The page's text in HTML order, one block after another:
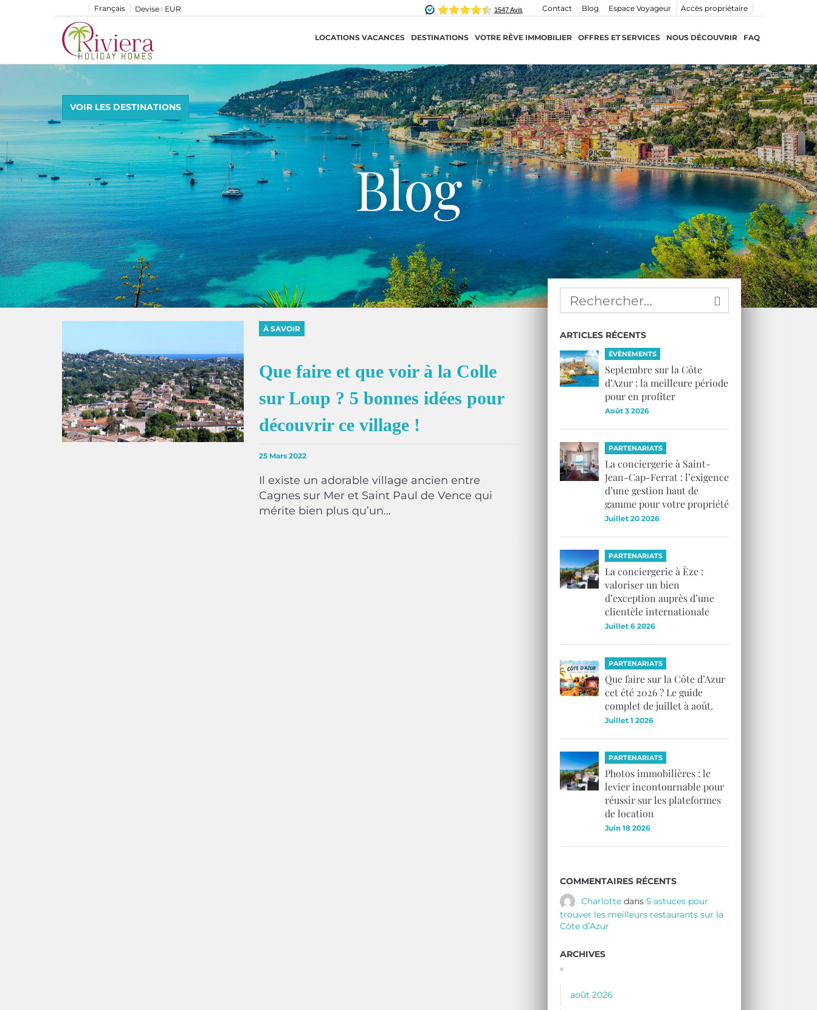
Français Devise : EUR Accès propriétaire
Espace Voyageur
Blog
Contact
LOCATIONS VACANCES DESTINATIONS VOTRE RÊVE IMMOBILIER OFFRES ET SERVICES NOUS DÉCOUVRIR FAQ
VOIR LES DESTINATIONS
Blog
À SAVOIR
Que faire et que voir à la Colle
sur Loup ? 5 bonnes idées pour
découvrir ce village !
25 Mars 2022
Il existe un adorable village ancien entre
Cagnes sur Mer et Saint Paul de Vence qui
mérite bien plus qu’un…
ARTICLES RÉCENTS
ÉVÈNEMENTS
Septembre sur la Côte
d’Azur : la meilleure période
pour en profiter
Août 3 2026
PARTENARIATS
La conciergerie à Saint-
Jean-Cap-Ferrat : l’exigence
d’une gestion haut de
gamme pour votre propriété
Juillet 20 2026
PARTENARIATS
La conciergerie à Èze :
valoriser un bien
d’exception auprès d’une
clientèle internationale
Juillet 6 2026
PARTENARIATS
Que faire sur la Côte d’Azur
cet été 2026 ? Le guide
complet de juillet à août.
Juillet 1 2026
PARTENARIATS
Photos immobilières : le
levier incontournable pour
réussir sur les plateformes
de location
Juin 18 2026
COMMENTAIRES RÉCENTS
Charlotte dans5 astuces pour
trouver les meilleurs restaurants sur la
Côte d’Azur
ARCHIVES
août 2026